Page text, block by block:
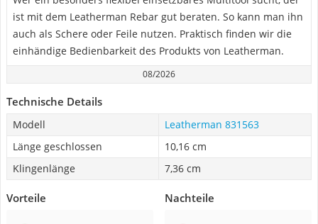
ist mit dem Leatherman Rebar gut beraten. So kann man ihn
auch als Schere oder Feile nutzen. Praktisch finden wir die
einhändige Bedienbarkeit des Produkts von Leatherman.
08/2026
Technische Details
Modell
Leatherman 831563
Länge geschlossen
10,16 cm
Klingenlänge
7,36 cm
Vorteile Nachteile